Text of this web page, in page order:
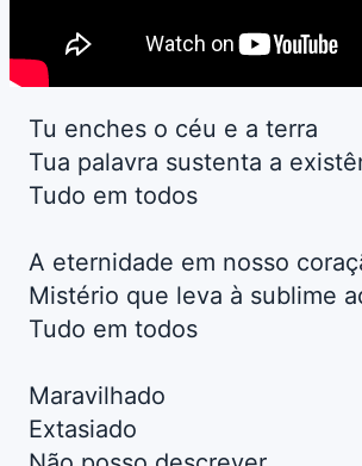
Tu enches o céu e a terra
Tua palavra sustenta a
Tudo em todos
A eternidade em nosso
Mistério que leva à sublime
Tudo em todos
Maravilhado
Extasiado